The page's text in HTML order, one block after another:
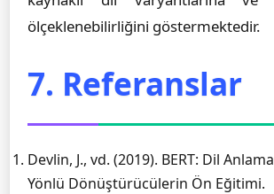
ölçeklenebilirliğini göstermektedir.
7. Referanslar
Devlin, J., vd. (2019). BERT: Dil
Yönlü Dönüştürücülerin Ön Eğitimi.